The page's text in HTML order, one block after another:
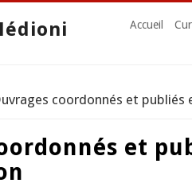
Accueil
coordonnés et publiés
et